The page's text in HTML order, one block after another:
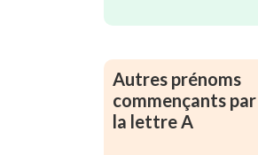
Autres prénoms
commençants par
la lettre A